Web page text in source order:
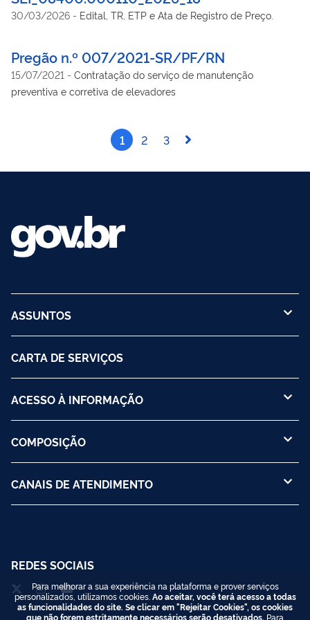
DPF/PPA/MS), conforme condições e exigências estabelecidas
neste instrumento. conforme condições, quantidades e
30/03/2026 - Edital, TR, ETP e Ata de Registro de Preço.
Pregão n.º 007/2021-SR/PF/RN
15/07/2021 - Contratação do serviço de manutenção
preventiva e corretiva de elevadores
1 2 3
ASSUNTOS
CARTA DE SERVIÇOS
ACESSO À INFORMAÇÃO
COMPOSIÇÃO
CANAIS DE ATENDIMENTO
REDES SOCIAIS
Para melhorar a sua experiência na plataforma e prover serviços
personalizados, utilizamos cookies. Ao aceitar, você terá acesso a todas
as funcionalidades do site. Se clicar em "Rejeitar Cookies", os cookies
que não forem estritamente necessários serão desativados. Para